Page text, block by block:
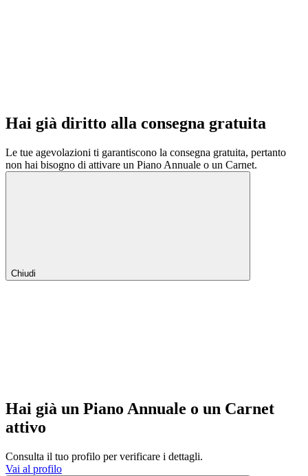
Hai già diritto alla consegna gratuita
Le tue agevolazioni ti garantiscono la consegna gratuita, pertanto
non hai bisogno di attivare un Piano Annuale o un Carnet.
Chiudi
Hai già un Piano Annuale o un Carnet
attivo
Consulta il tuo profilo per verificare i dettagli.
Vai al profilo